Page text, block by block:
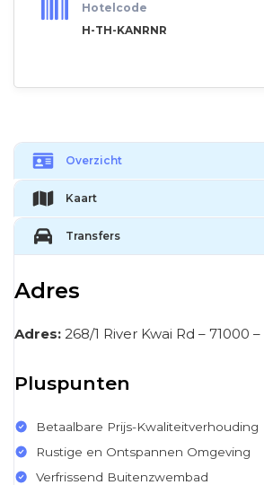
Hotelcode
H-TH-KANRNR
Overzicht
Kaart
Transfers
Adres
Adres: 268/1 River Kwai Rd – 71000 –
Pluspunten
Betaalbare Prijs-Kwaliteitverhouding
Rustige en Ontspannen Omgeving
Verfrissend Buitenzwembad